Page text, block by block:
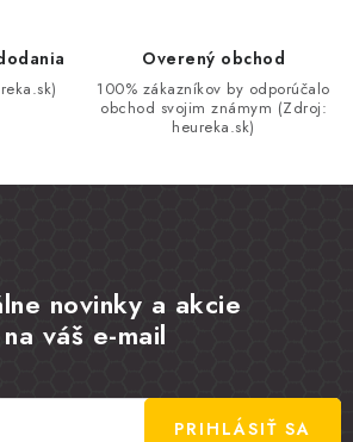
Overený obchod
100% zákazníkov by odporúčalo
obchod svojim známym (Zdroj:
heureka.sk)
novinky a akcie
na váš e-mail
PRIHLÁSIŤ SA